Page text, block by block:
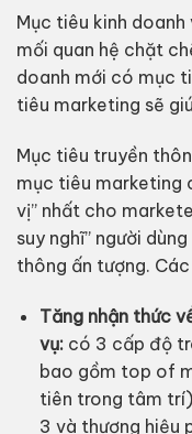
Mục tiêu kinh
mối quan hệ chặt
doanh mới có mục
tiêu marketing sẽ
Mục tiêu truyền
mục tiêu marketing
vị” nhất cho
suy nghĩ” người
thông ấn tượng.
Tăng nhận thức
vụ:có 3 cấp độ
bao gồm top of
tiên trong tâm
3 và thương hiệu